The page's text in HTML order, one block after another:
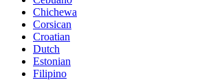
Chichewa
Corsican
Croatian
Dutch
Estonian
Filipino